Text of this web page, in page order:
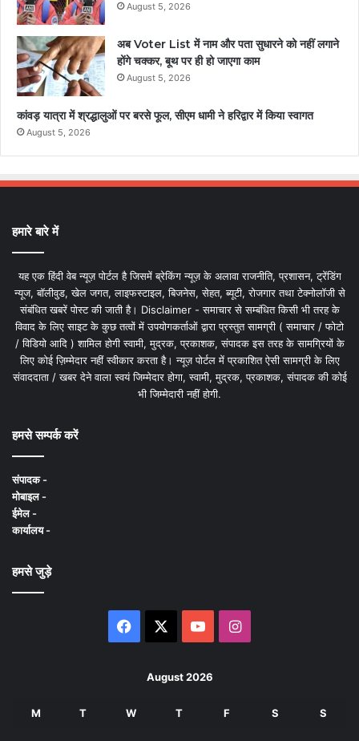
August 5, 2026
अब Voter List में नाम और पता सुधारने को नहीं लगाने
होंगे चक्कर, बूथ पर ही हो जाएगा काम
August 5, 2026
कांवड़ यात्रा में श्रद्धालुओं पर बरसे फूल, सीएम धामी ने हरिद्वार में किया स्वागत
August 5, 2026
हमारे बारे में
यह एक हिंदी वेब न्यूज़ पोर्टल है जिसमें ब्रेकिंग न्यूज़ के अलावा राजनीति, प्रशासन, ट्रेंडिंग
न्यूज, बॉलीवुड, खेल जगत, लाइफस्टाइल, बिजनेस, सेहत, ब्यूटी, रोजगार तथा टेक्नोलॉजी से
संबंधित खबरें पोस्ट की जाती है। Disclaimer - समाचार से सम्बंधित किसी भी तरह के
विवाद के लिए साइट के कुछ तत्वों में उपयोगकर्ताओं द्वारा प्रस्तुत सामग्री ( समाचार / फोटो
/ विडियो आदि ) शामिल होगी स्वामी, मुद्रक, प्रकाशक, संपादक इस तरह के सामग्रियों के
लिए कोई ज़िम्मेदार नहीं स्वीकार करता है। न्यूज़ पोर्टल में प्रकाशित ऐसी सामग्री के लिए
संवाददाता / खबर देने वाला स्वयं जिम्मेदार होगा, स्वामी, मुद्रक, प्रकाशक, संपादक की कोई
भी जिम्मेदारी नहीं होगी.
हमसे सम्पर्क करें
संपादक -
मोबाइल -
ईमेल -
कार्यालय -
हमसे जुड़े
Facebook YouTubeInstagram
August 2026
M T W T F S S